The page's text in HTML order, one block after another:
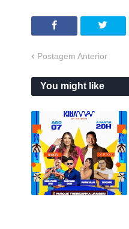
Postagem Anterior
You might like